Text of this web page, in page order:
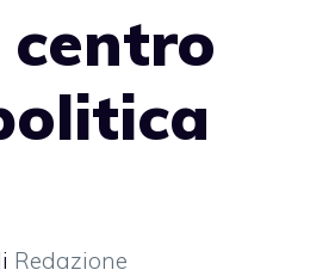
Redazione